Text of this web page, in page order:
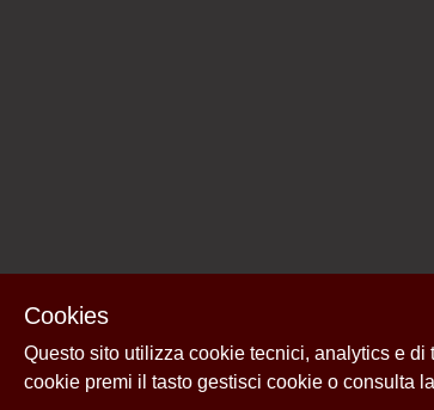
Cookies
Questo sito utilizza cookie tecnici, analytics e
cookie premi il tasto gestisci cookie o consulta la